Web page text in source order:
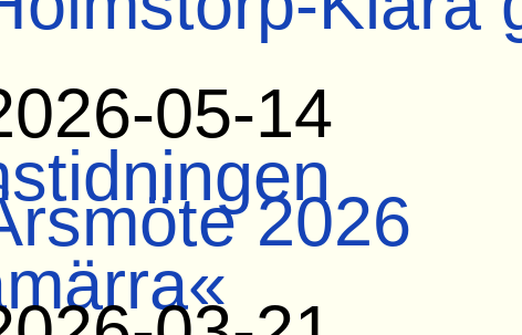
05-14
2026